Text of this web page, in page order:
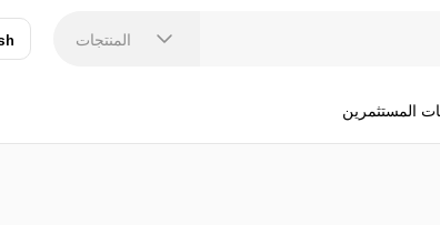
المنتجات
المستثمرين